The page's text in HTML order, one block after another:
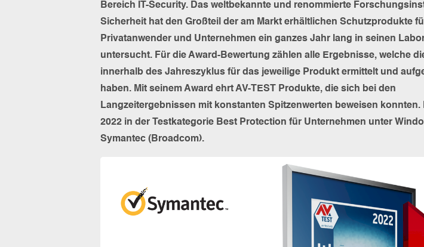
Bereich IT-Security. Das weltbekannte und renommierte
Sicherheit hat den Großteil der am Markt erhältlichen Schutzprodukte
Privatanwender und Unternehmen ein ganzes Jahr lang in seinen
untersucht. Für die Award-Bewertung zählen alle Ergebnisse, welche
innerhalb des Jahreszyklus für das jeweilige Produkt ermittelt und
haben. Mit seinem Award ehrt AV-TEST Produkte, die sich bei den
Langzeitergebnissen mit konstanten Spitzenwerten beweisen konnten.
2022 in der Testkategorie Best Protection für Unternehmen unter
Symantec (Broadcom).